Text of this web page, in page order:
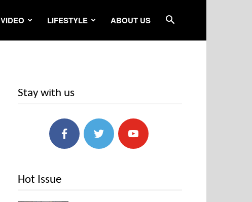
VIDEO LIFESTYLE ABOUT US
Stay with us
Hot Issue